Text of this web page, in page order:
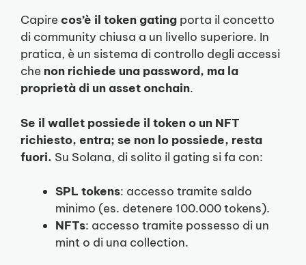
Capirecos’è il token gating porta il concetto
di community chiusa a un livello superiore. In
pratica, è un sistema di controllo degli accessi
che non richiede una password, ma la
proprietà di un asset onchain.
Se il wallet possiede il token o un NFT
richiesto, entra; se non lo possiede, resta
fuori. Su Solana, di solito il gating si fa con:
SPL tokens: accesso tramite saldo
minimo (es. detenere 100.000 tokens).
NFTs: accesso tramite possesso di un
mint o di una collection.